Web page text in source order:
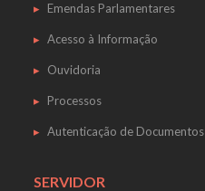
Emendas Parlamentares
Acesso à Informação
Ouvidoria
Processos
Autenticação de Documentos
SERVIDOR